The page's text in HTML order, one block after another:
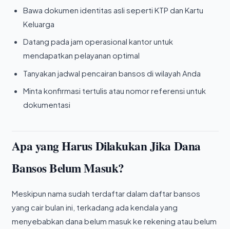
Bawa dokumen identitas asli seperti KTP dan Kartu
Keluarga
Datang pada jam operasional kantor untuk
mendapatkan pelayanan optimal
Tanyakan jadwal pencairan bansos di wilayah Anda
Minta konfirmasi tertulis atau nomor referensi untuk
dokumentasi
Apa yang Harus Dilakukan Jika Dana
Bansos Belum Masuk?
Meskipun nama sudah terdaftar dalam daftar bansos
yang cair bulan ini, terkadang ada kendala yang
menyebabkan dana belum masuk ke rekening atau belum